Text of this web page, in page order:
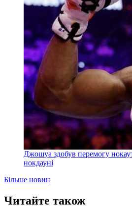
Джошуа здобув перемогу
нокдауні
Більше новин
Читайте також